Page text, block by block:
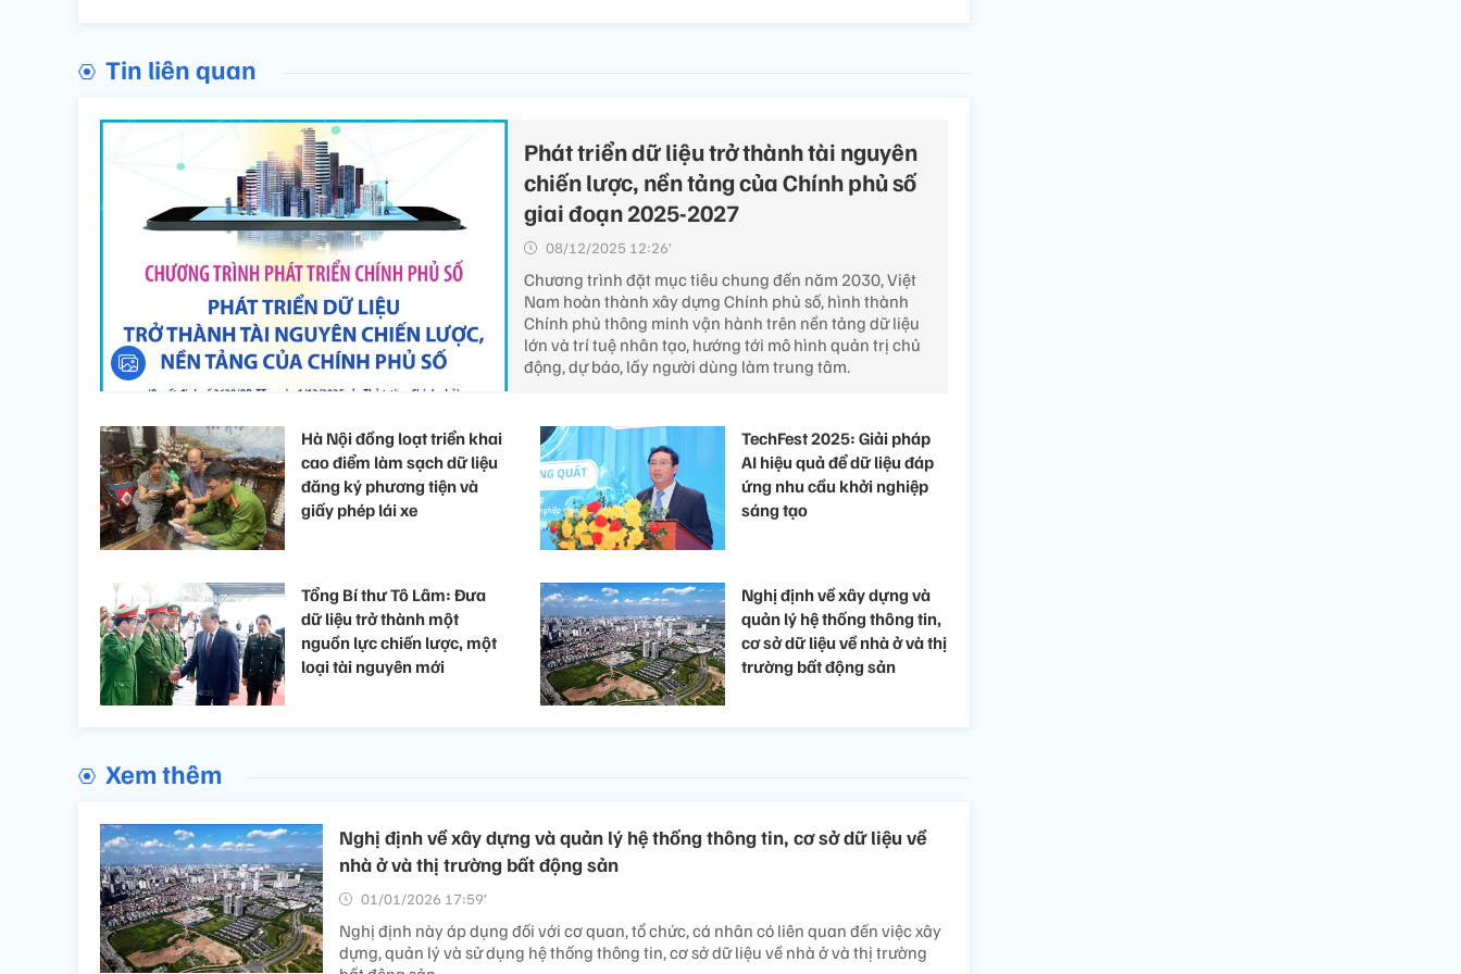
Tin liên quan
Phát triển dữ liệu trở thành tài nguyên
chiến lược, nền tảng của Chính phủ số
giai đoạn 2025-2027
08/12/2025 12:26’
Chương trình đặt mục tiêu chung đến năm 2030, Việt
Nam hoàn thành xây dựng Chính phủ số, hình thành
Chính phủ thông minh vận hành trên nền tảng dữ liệu
lớn và trí tuệ nhân tạo, hướng tới mô hình quản trị chủ
động, dự báo, lấy người dùng làm trung tâm.
Hà Nội đồng loạt triển khai
cao điểm làm sạch dữ liệu
đăng ký phương tiện và
giấy phép lái xe
TechFest 2025: Giải pháp
AI hiệu quả để dữ liệu đáp
ứng nhu cầu khởi nghiệp
sáng tạo
Tổng Bí thư Tô Lâm: Đưa
dữ liệu trở thành một
nguồn lực chiến lược, một
loại tài nguyên mới
Nghị định về xây dựng và
quản lý hệ thống thông tin,
cơ sở dữ liệu về nhà ở và thị
trường bất động sản
Xem thêm
Nghị định về xây dựng và quản lý hệ thống thông tin, cơ sở dữ liệu về
nhà ở và thị trường bất động sản
01/01/2026 17:59’
Nghị định này áp dụng đối với cơ quan, tổ chức, cá nhân có liên quan đến việc xây
dựng, quản lý và sử dụng hệ thống thông tin, cơ sở dữ liệu về nhà ở và thị trường